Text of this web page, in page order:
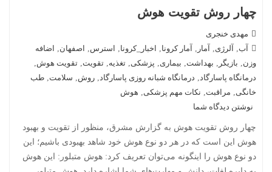
چهار روش تقویت هوش
مهدی خنجری
آب, آلرژی, آمار , آمار کرونا, اخبار_کرونا, استرس, اصفهان,
اضافه
وزن, بازیگر , بهداشت, بیماری, پزشکی, تغذیه, تقویت, تقویت هوش,
درمانگاه پاسارگاد, درمانگاه شبانه روزی پاسارگاد, روش, سلامت, طب
خانگی, مراقبت, نکات مهم پزشکی, هوش
نوشتن دیدگاه شما
چهار روش تقویت هوش به گزارش مشرق، منظور از تقویت و بهبود
هوش این است که در هر دو نوع هوش خود شاهد بهبودی باشیم؛ این
دو نوع هوش را اینگونه می‌توان تعریف کرد: هوش متبلور: این هوش